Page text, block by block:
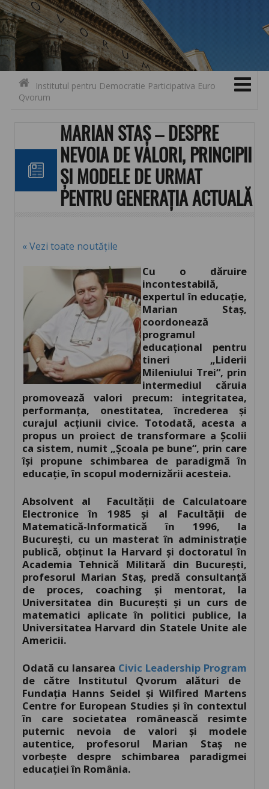
Contact
Skip to content
Institutul pentru Democratie Participativa Euro
Qvorum
MARIAN STAȘ – DESPRE
NEVOIA DE VALORI, PRINCIPII
ȘI MODELE DE URMAT
PENTRU GENERAȚIA ACTUALĂ
« Vezi toate noutățile
Cu o dăruire
incontestabilă,
expertul în educație,
Marian Staș,
coordonează
programul
educaţional pentru
tineri „Liderii
Mileniului Trei“, prin
intermediul căruia
promovează valori precum: integritatea,
performanța, onestitatea, încrederea și
curajul acțiunii civice. Totodată, acesta a
propus un proiect de transformare a Școlii
ca sistem, numit „Şcoala pe bune“, prin care
își propune schimbarea de paradigmă în
educație, în scopul modernizării acesteia.
Absolvent al Facultății de Calculatoare
Electronice în 1985 şi al Facultății de
Matematică-Informatică în 1996, la
Bucureşti, cu un masterat în administraţie
publică, obținut la Harvard şi doctoratul în
Academia Tehnică Militară din Bucureşti,
profesorul Marian Staș, predă consultanţă
de proces, coaching şi mentorat, la
Universitatea din București și un curs de
matematici aplicate în politici publice, la
Universitatea Harvard din Statele Unite ale
Americii.
Odată cu lansarea Civic Leadership Program
de către Institutul Qvorum alături de
Fundația Hanns Seidel și Wilfired Martens
Centre for European Studies și în contextul
în care societatea românească resimte
puternic nevoia de valori și modele
autentice, profesorul Marian Staș ne
vorbește despre schimbarea paradigmei
educației în România.